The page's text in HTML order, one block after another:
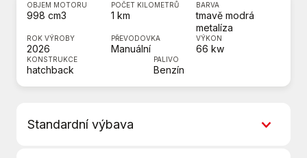
OBJEM MOTORU
998 cm3
POČET KILOMETRŮ
1 km
BARVA
tmavě modrá
metalíza
ROK VÝROBY
2026
PŘEVODOVKA
Manuální
VÝKON
66 kw
KONSTRUKCE
hatchback
PALIVO
Benzín
Standardní výbava